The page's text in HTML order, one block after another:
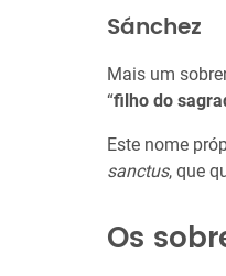
Sánchez
Mais um
“filho do
Este nome
sanctus, que
Os